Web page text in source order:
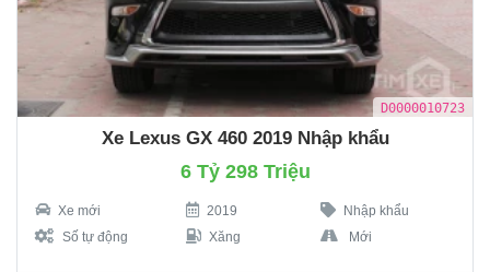
D0000010723
Xe Lexus GX 460 2019 Nhập khẩu
6 Tỷ 298 Triệu
Xe mới 2019
Nhập khẩu
Số tự động
Xăng Mới